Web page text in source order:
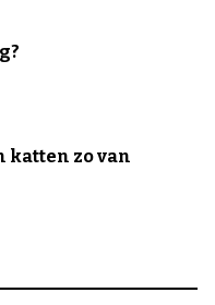
katten zo van